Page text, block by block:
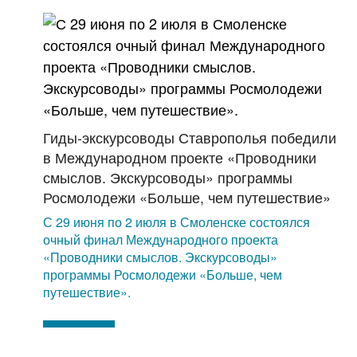
Гиды-экскурсоводы Ставрополья победили
в Международном проекте «Проводники
смыслов. Экскурсоводы» программы
Росмолодежи «Больше, чем путешествие»
С 29 июня по 2 июля в Смоленске состоялся
очный финал Международного проекта
«Проводники смыслов. Экскурсоводы»
программы Росмолодежи «Больше, чем
путешествие».